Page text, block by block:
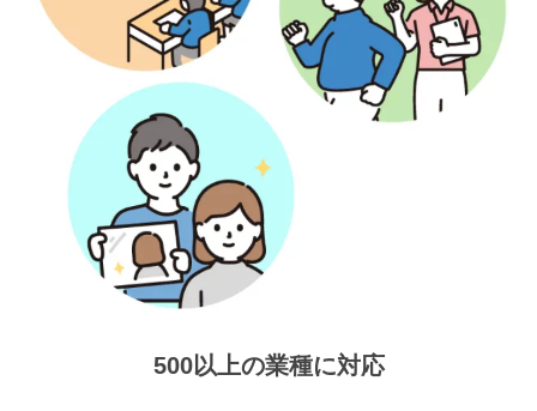
500以上の業種に対応